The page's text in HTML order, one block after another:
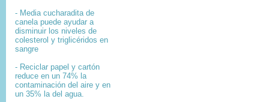
- Media cucharadita de
canela puede ayudar a
disminuir los niveles de
colesterol y triglicéridos en
sangre
- Reciclar papel y cartón
reduce en un 74% la
contaminación del aire y en
un 35% la del agua.